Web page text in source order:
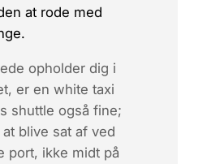
at rode med
opholder dig i
er en white taxi
shuttle også fine;
blive sat af ved
port, ikke midt på